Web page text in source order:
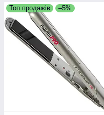
Топ продажів –5%